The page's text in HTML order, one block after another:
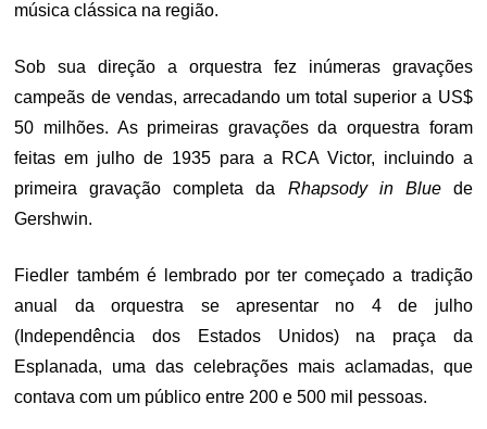
música clássica na região.
Sob sua direção a orquestra fez inúmeras gravações
campeãs de vendas, arrecadando um total superior a US$
50 milhões. As primeiras gravações da orquestra foram
feitas em julho de 1935 para a RCA Victor, incluindo a
primeira gravação completa da Rhapsody in Bluede
Gershwin.
Fiedler também é lembrado por ter começado a tradição
anual da orquestra se apresentar no 4 de julho
(Independência dos Estados Unidos) na praça da
Esplanada, uma das celebrações mais aclamadas, que
contava com um público entre 200 e 500 mil pessoas.